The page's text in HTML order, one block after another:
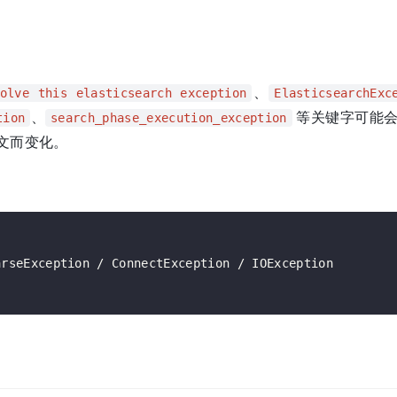
this elasticsearch exception 、
、 search_phase_execution_exception
等关键字可能
而变化。
/ ConnectException / IOException